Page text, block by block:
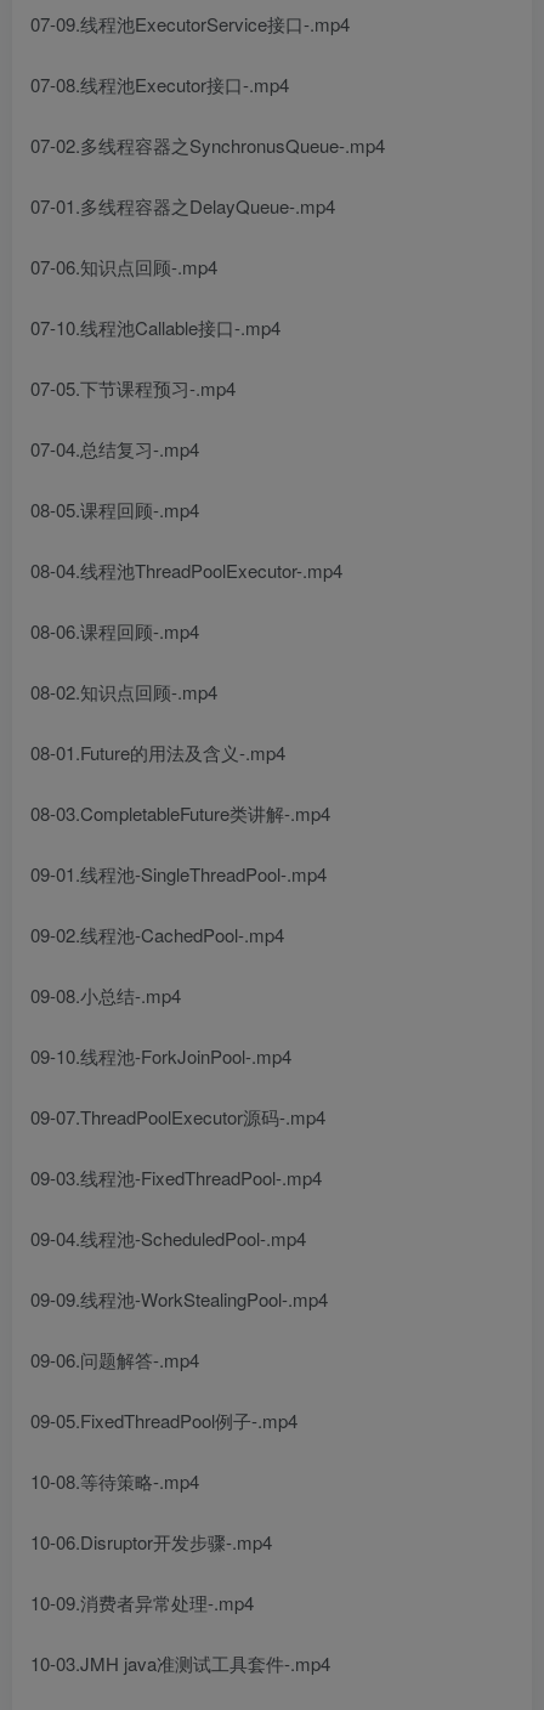
07-09.线程池ExecutorService接口-.mp4
07-08.线程池Executor接口-.mp4
07-02.多线程容器之SynchronusQueue-.mp4
07-01.多线程容器之DelayQueue-.mp4
07-06.知识点回顾-.mp4
07-10.线程池Callable接口-.mp4
07-05.下节课程预习-.mp4
07-04.总结复习-.mp4
08-05.课程回顾-.mp4
08-04.线程池ThreadPoolExecutor-.mp4
08-06.课程回顾-.mp4
08-02.知识点回顾-.mp4
08-01.Future的用法及含义-.mp4
08-03.CompletableFuture类讲解-.mp4
09-01.线程池-SingleThreadPool-.mp4
09-02.线程池-CachedPool-.mp4
09-08.小总结-.mp4
09-10.线程池-ForkJoinPool-.mp4
09-07.ThreadPoolExecutor源码-.mp4
09-03.线程池-FixedThreadPool-.mp4
09-04.线程池-ScheduledPool-.mp4
09-09.线程池-WorkStealingPool-.mp4
09-06.问题解答-.mp4
09-05.FixedThreadPool例子-.mp4
10-08.等待策略-.mp4
10-06.Disruptor开发步骤-.mp4
10-09.消费者异常处理-.mp4
10-03.JMH java准测试工具套件-.mp4